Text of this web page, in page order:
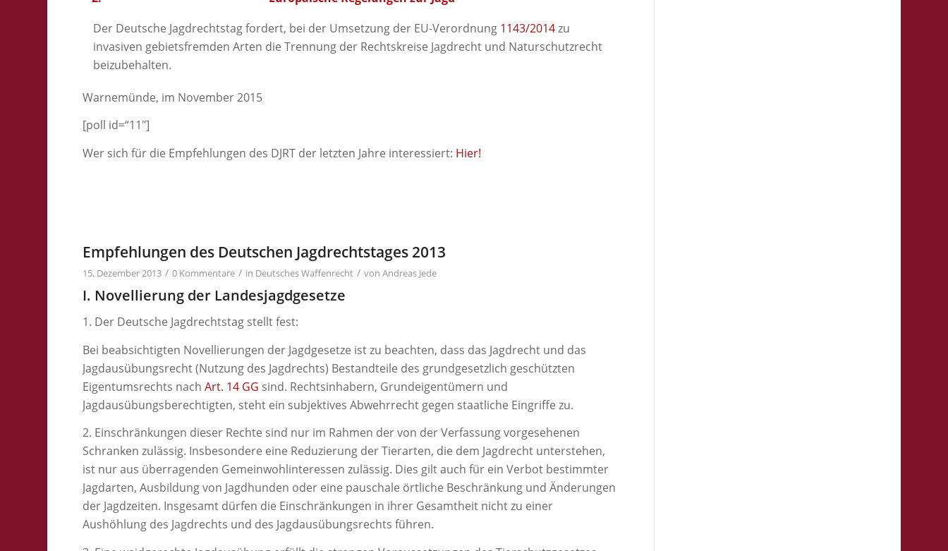
Der Deutsche Jagdrechtstag fordert, bei der Umsetzung der EU-Verordnung 1143/2014zu
invasiven gebietsfremden Arten die Trennung der Rechtskreise Jagdrecht und Naturschutzrecht
beizubehalten.
Warnemünde, im November 2015
[poll id=“11″]
Wer sich für die Empfehlungen des DJRT der letzten Jahre interessiert: Hier!
Empfehlungen des Deutschen Jagdrechtstages 2013
15. Dezember 2013 / 0 Kommentare / in Deutsches Waffenrecht / vonAndreas Jede
I. Novellierung der Landesjagdgesetze
1. Der Deutsche Jagdrechtstag stellt fest:
Bei beabsichtigten Novellierungen der Jagdgesetze ist zu beachten, dass das Jagdrecht und das
Jagdausübungsrecht (Nutzung des Jagdrechts) Bestandteile des grundgesetzlich geschützten
Eigentumsrechts nachArt. 14 GG sind. Rechtsinhabern, Grundeigentümern und
Jagdausübungsberechtigten, steht ein subjektives Abwehrrecht gegen staatliche Eingriffe zu.
2. Einschränkungen dieser Rechte sind nur im Rahmen der von der Verfassung vorgesehenen
Schranken zulässig. Insbesondere eine Reduzierung der Tierarten, die dem Jagdrecht unterstehen,
ist nur aus überragenden Gemeinwohlinteressen zulässig. Dies gilt auch für ein Verbot bestimmter
Jagdarten, Ausbildung von Jagdhunden oder eine pauschale örtliche Beschränkung und Änderungen
der Jagdzeiten. Insgesamt dürfen die Einschränkungen in ihrer Gesamtheit nicht zu einer
Aushöhlung des Jagdrechts und des Jagdausübungsrechts führen.